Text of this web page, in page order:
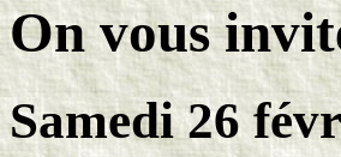
On vous
Samedi 26